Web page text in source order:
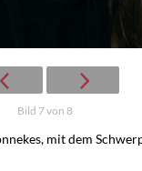
Bild 7 von 8
mit dem